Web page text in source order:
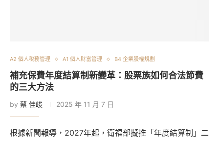
A2 個人稅務管理 A1 個人財富管理 B4 企業股權規劃
補充保費年度結算制新變革：股票族如何合法節費
的三大方法
by 蔡 佳峻 2025 年 11 月 7 日
根據新聞報導，2027年起，衛福部擬推「年度結算制」二